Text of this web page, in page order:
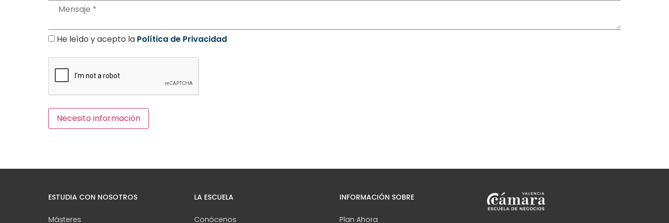
He leído y acepto la Política de Privacidad
ESTUDIA CON NOSOTROS
Másteres
LA ESCUELA
Conócenos
INFORMACIÓN SOBRE
Plan Ahora